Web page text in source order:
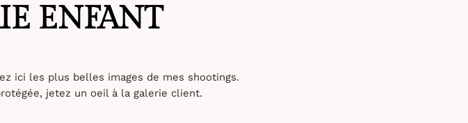
ENFANT
ici les plus belles images de mes shootings.
jetez un oeil à la galerie client.